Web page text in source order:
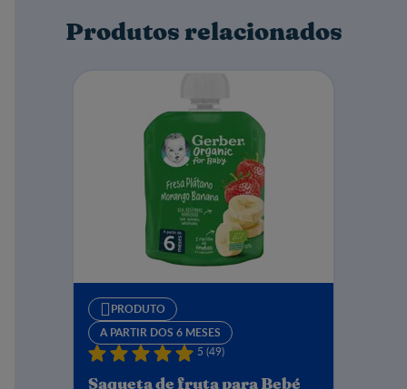
práticas podem apostar,
Não só os pacotinhos de manga mas os boiões de
comida que também são de qualquer bebe encantar,
Obrigada nestle por mais uma vez nos ajudares
nesta tarefa que é o melhor e mais saudável aos
nossos bebe proporcionar.
Para mim esta marca está sempre em primeiro lugar
Produtos relacionados
PRODUTO
A PARTIR DOS 6 MESES
5 (49)
Saqueta de fruta para Bebé